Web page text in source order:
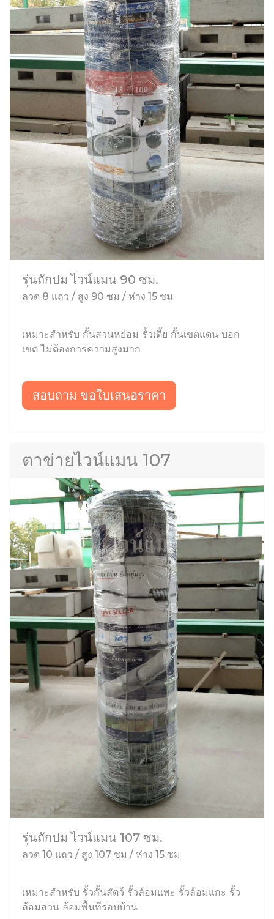
รุ่นถักปม ไวน์แมน 90 ซม.
ลวด 8 แถว / สูง 90 ซม / ห่าง 15 ซม
เหมาะสำหรับ กั้นสวนหย่อม รั้วเตี้ย กั้นเขตแดน บอก
เขต ไม่ต้องการความสูงมาก
สอบถาม ขอใบเสนอราคา
ตาข่ายไวน์แมน 107
รุ่นถักปม ไวน์แมน 107 ซม.
ลวด 10 แถว / สูง 107 ซม / ห่าง 15 ซม
เหมาะสำหรับ รั้วกั้นสัตว์ รั้วล้อมแพะ รั้วล้อมแกะ รั้ว
ล้อมสวน ล้อมพื้นที่รอบบ้าน